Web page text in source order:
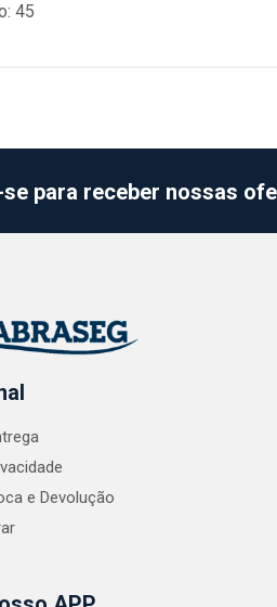
45
para receber nossas
e Devolução